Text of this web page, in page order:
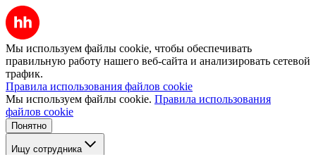
Мы используем файлы cookie, чтобы обеспечивать
правильную работу нашего веб-сайта и анализировать сетевой
трафик.
Правила использования файлов cookie
Мы используем файлы cookie. Правила использования
файлов cookie
Понятно
Ищу сотрудника